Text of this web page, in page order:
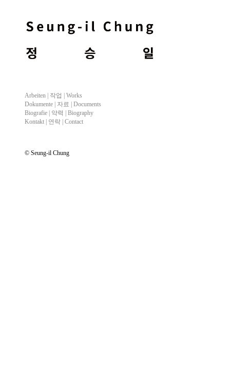
Arbeiten | 작업
| Works
Dokumente | 자료 | Documents
Biografie | 약력
| Biography
Kontakt |
연락 | Contact
© Seung-il Chung